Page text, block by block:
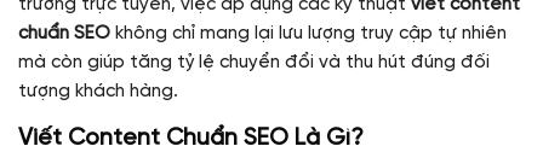
trường trực tuyến, việc áp dụng các kỹ thuật viết content
chuẩn SEO không chỉ mang lại lưu lượng truy cập tự nhiên
mà còn giúp tăng tỷ lệ chuyển đổi và thu hút đúng đối
tượng khách hàng.
Viết Content Chuẩn SEO Là Gì?